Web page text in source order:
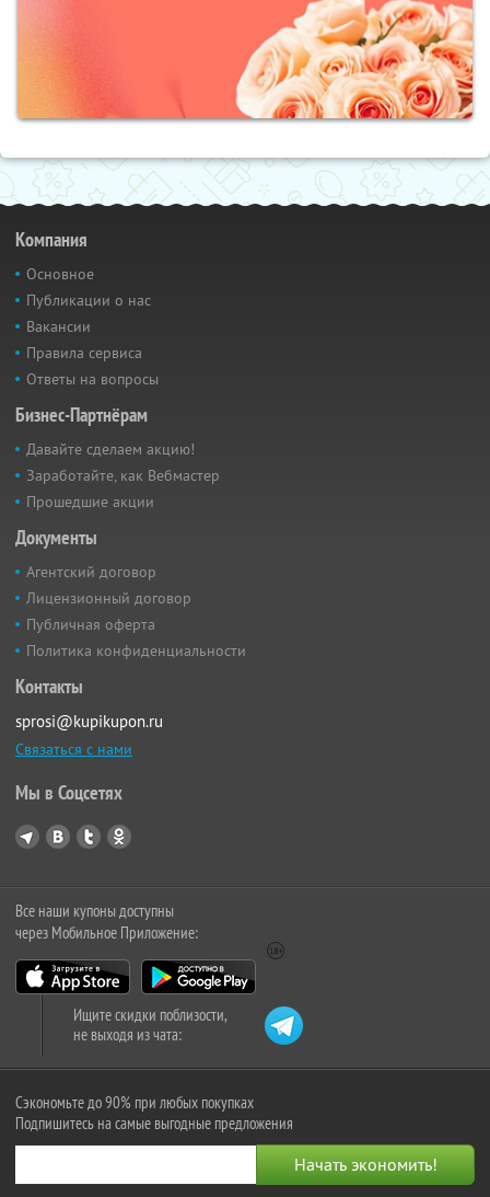
Компания
Основное
Публикации о нас
Вакансии
Правила сервиса
Ответы на вопросы
Бизнес-Партнёрам
Давайте сделаем акцию!
Заработайте, как Вебмастер
Прошедшие акции
Документы
Агентский договор
Лицензионный договор
Публичная оферта
Политика конфиденциальности
Контакты
sprosi@kupikupon.ru
Связаться с нами
Мы в Соцсетях
Все наши купоны доступны
через Мобильное Приложение:
Ищите скидки поблизости,
не выходя из чата:
Сэкономьте до 90% при любых покупках
Подпишитесь на самые выгодные предложения